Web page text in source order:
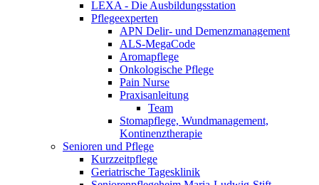
LEXA - Die Ausbildungsstation
Pflegeexperten
APN Delir- und Demenzmanagement
ALS-MegaCode
Aromapflege
Onkologische Pflege
Pain Nurse
Praxisanleitung
Team
Stomapflege, Wundmanagement,
Kontinenztherapie
Senioren und Pflege
Kurzzeitpflege
Geriatrische Tagesklinik